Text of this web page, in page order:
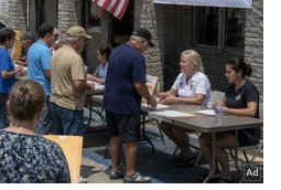
అమెరికాలో అందరి
Minimum